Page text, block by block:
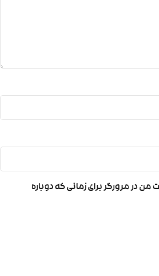
در مرورگر برای زمانی که دوباره